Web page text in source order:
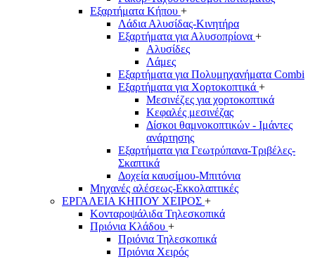
Εξαρτήματα Κήπου +
Λάδια Αλυσίδας-Κινητήρα
Εξαρτήματα για Αλυσοπρίονα +
Αλυσίδες
Λάμες
Εξαρτήματα για Πολυμηχανήματα Combi
Εξαρτήματα για Χορτοκοπτικά +
Μεσινέζες για χορτοκοπτικά
Κεφαλές μεσινέζας
Δίσκοι θαμνοκοπτικών - Ιμάντες
ανάρτησης
Εξαρτήματα για Γεωτρύπανα-Τριβέλες-
Σκαπτικά
Δοχεία καυσίμου-Μπιτόνια
Μηχανές αλέσεως-Εκκολαπτικές
ΕΡΓΑΛΕΙΑ ΚΗΠΟΥ ΧΕΙΡΟΣ +
Κονταροψάλιδα Τηλεσκοπικά
Πριόνια Κλάδου +
Πριόνια Τηλεσκοπικά
Πριόνια Χειρός